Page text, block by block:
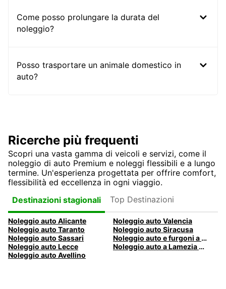
Come posso prolungare la durata del
noleggio?
Posso trasportare un animale domestico in
auto?
Ricerche più frequenti
Scopri una vasta gamma di veicoli e servizi, come il
noleggio di auto Premium e noleggi flessibili e a lungo
termine. Un'esperienza progettata per offrire comfort,
flessibilità ed eccellenza in ogni viaggio.
Destinazioni stagionali
Top Destinazioni
Noleggio auto Alicante
Noleggio auto Valencia
Noleggio auto Taranto
Noleggio auto Siracusa
Noleggio auto Sassari
Noleggio auto e furgoni a Pescara
Noleggio auto Lecce
Noleggio auto a Lamezia Terme, Italia
Noleggio auto Avellino